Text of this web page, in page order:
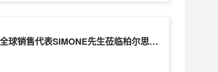
意大利SUBLITEX萨利德全球销售代表SIMONE先生莅临柏尔思参观指导！